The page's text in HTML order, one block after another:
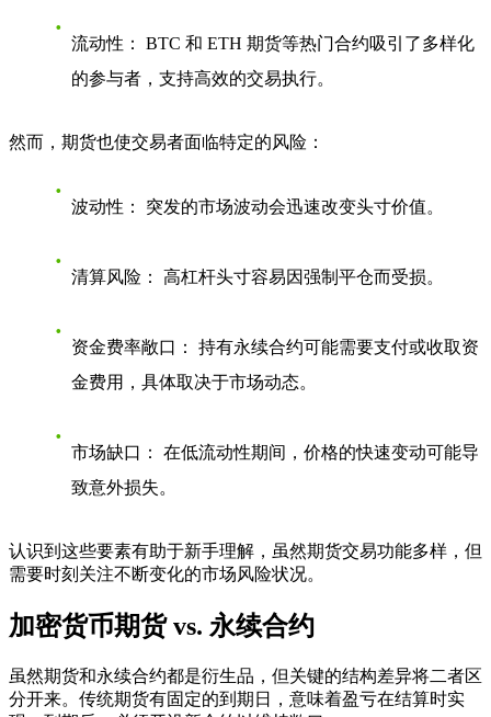
流动性：
BTC 和 ETH 期货等热门合约吸引了多样化
的参与者，支持高效的交易执行。
然而，期货也使交易者面临特定的风险：
波动性： 突发的市场波动会迅速改变头寸价值。
清算风险： 高杠杆头寸容易因强制平仓而受损。
资金费率敞口：
持有永续合约可能需要支付或收取资
金费用，具体取决于市场动态。
市场缺口：
在低流动性期间，价格的快速变动可能导
致意外损失。
认识到这些要素有助于新手理解，虽然期货交易功能多样，但
需要时刻关注不断变化的市场风险状况。
加密货币期货 vs. 永续合约
虽然期货和永续合约都是衍生品，但关键的结构差异将二者区
分开来。传统期货有固定的到期日，意味着盈亏在结算时实